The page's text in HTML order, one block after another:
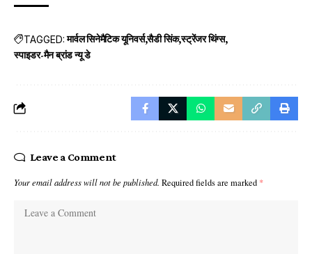
TAGGED: मार्वल सिनेमैटिक यूनिवर्स सैडी सिंक स्ट्रेंजर थिंग्स
स्पाइडर-मैन ब्रांड न्यू डे
Leave a Comment
Your email address will not be published. Required fields are marked *